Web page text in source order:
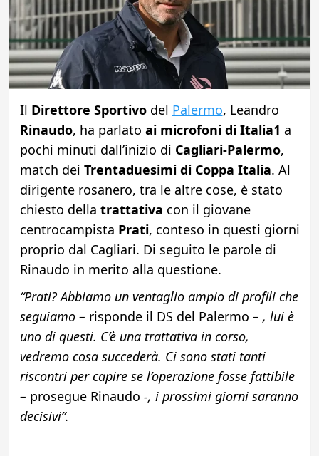
Il Direttore Sportivodel Palermo, Leandro
Rinaudo, ha parlato ai microfoni di Italia1 a
pochi minuti dall’inizio di Cagliari-Palermo,
match dei Trentaduesimi di Coppa Italia. Al
dirigente rosanero, tra le altre cose, è stato
chiesto della trattativa con il giovane
centrocampista Prati, conteso in questi giorni
proprio dal Cagliari. Di seguito le parole di
Rinaudo in merito alla questione.
“Prati? Abbiamo un ventaglio ampio di profili che
seguiamo – risponde il DS del Palermo – , lui è
uno di questi. C’è una trattativa in corso,
vedremo cosa succederà. Ci sono stati tanti
riscontri per capire se l’operazione fosse fattibile
– prosegue Rinaudo -, i prossimi giorni saranno
decisivi”.